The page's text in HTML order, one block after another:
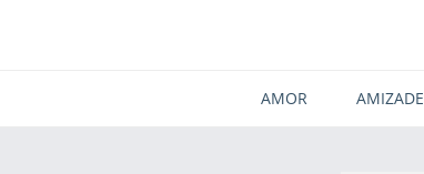
AMOR AMIZADE